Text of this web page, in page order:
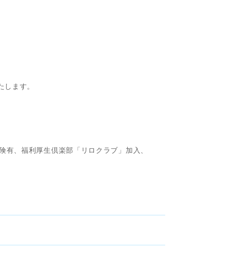
ます。
、福利厚生倶楽部「リロクラブ」加入、